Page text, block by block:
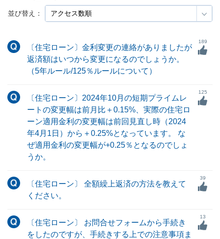
並び替え：
〔住宅ローン〕金利変更の連絡がありましたが
返済額はいつから変更になるのでしょうか。
（5年ルール/125％ルールについて）
189
〔住宅ローン〕2024年10月の短期プライムレ
ートの変更幅は前月比＋0.15%、実際の住宅ロ
ーン適用金利の変更幅は前回見直し時（2024
年4月1日）から＋0.25%となっています。 な
ぜ適用金利の変更幅が+0.25％となるのでしょ
うか。
125
〔住宅ローン〕 全額繰上返済の方法を教えて
ください。
39
〔住宅ローン〕 お問合せフォームから手続き
をしたのですが、手続きする上での注意事項ま
13